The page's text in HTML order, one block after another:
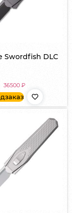
Swordfish DLC
36500₽